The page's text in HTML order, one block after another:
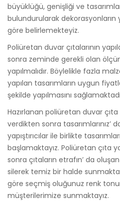
büyüklüğü, genişliği ve
bulundurularak dekorasyonların
göre belirlemekteyiz.
Poliüretan duvar çıtalarının
sonra zeminde gerekli olan
yapılmalıdır. Böylelikle fazla
yapılan tasarımların uygun
şekilde yapılmasını
Hazırlanan poliüretan duvar çıta
verdikten sonra tasarımlarınız’
yapıştırıcılar ile birlikte
başlamaktayız. Poliüretan çıta
sonra çıtaların etrafın’ da oluşan
silerek temiz bir halde
göre seçmiş oluğunuz renk
müşterilerimize sunmaktayız.